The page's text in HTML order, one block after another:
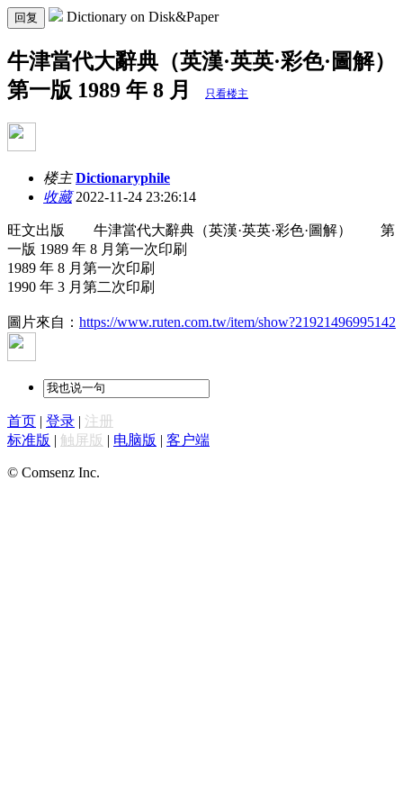
回复 Dictionary on Disk&Paper
牛津當代大辭典（英漢·英英·彩色·圖解）
第一版 1989 年 8 月
只看楼主
楼主 Dictionaryphile
收藏2022-11-24 23:26:14
旺文出版 牛津當代大辭典（英漢·英英·彩色·圖解） 第
一版 1989 年 8 月第一次印刷
1989 年 8 月第一次印刷
1990 年 3 月第二次印刷
圖片來自： https://www.ruten.com.tw/item/show?21921496995142
首页 | 登录 | 注册
标准版 | 触屏版 | 电脑版 | 客户端
© Comsenz Inc.